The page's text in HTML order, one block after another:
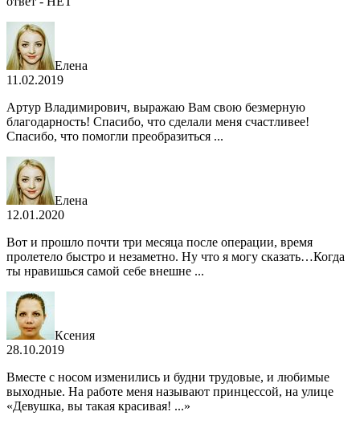
Елена
11.02.2019
Артур Владимирович, выражаю Вам свою безмерную
благодарность! Спасибо, что сделали меня счастливее!
Спасибо, что помогли преобразиться ...
Елена
12.01.2020
Вот и прошло почти три месяца после операции, время
пролетело быстро и незаметно. Ну что я могу сказать…Когда
ты нравишься самой себе внешне ...
Ксения
28.10.2019
Вместе с носом изменились и будни трудовые, и любимые
выходные. На работе меня называют принцессой, на улице
«Девушка, вы такая красивая! ...»